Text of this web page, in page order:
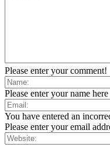
Please enter your comment!
Please enter your name here
You have entered an
Please enter your email